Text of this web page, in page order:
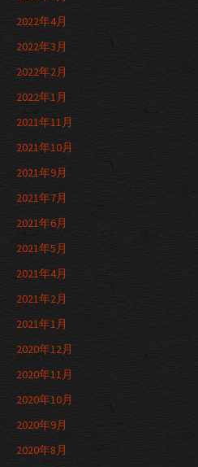
2022年4月
2022年3月
2022年2月
2022年1月
2021年11月
2021年10月
2021年9月
2021年7月
2021年6月
2021年5月
2021年4月
2021年2月
2021年1月
2020年12月
2020年11月
2020年10月
2020年9月
2020年8月